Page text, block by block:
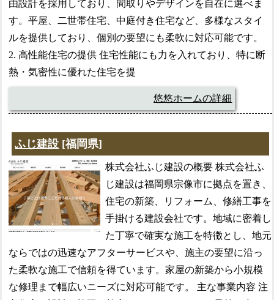
由設計を採用しており、間取りやデザインを自在に選べま
す。平屋、二世帯住宅、中庭付き住宅など、多様なスタイ
ルを提供しており、個別の要望にも柔軟に対応可能です。
2. 高性能住宅の提供 住宅性能にも力を入れており、特に断
熱・気密性に優れた住宅を提
悠悠ホームの詳細
ふじ建設 [福岡県]
株式会社ふじ建設の概要 株式会社ふ
じ建設は福岡県宗像市に拠点を置き、
住宅の新築、リフォーム、修繕工事を
手掛ける建設会社です。地域に密着し
た丁寧で確実な施工を特徴とし、地元
ならではの迅速なアフターサービスや、施主の要望に沿っ
た柔軟な施工で信頼を得ています。家屋の新築から小規模
な修理まで幅広いニーズに対応可能です。 主な事業内容 注